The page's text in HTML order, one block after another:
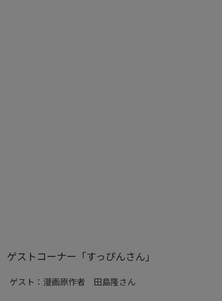
ゲストコーナー「すっぴんさん」
ゲスト：漫画原作者 田島隆さん